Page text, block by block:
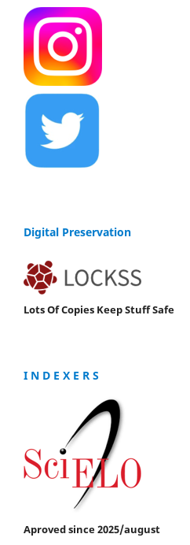
Digital Preservation
Lots Of Copies Keep Stuff Safe
I N D E X E R S
Aproved since 2025/august